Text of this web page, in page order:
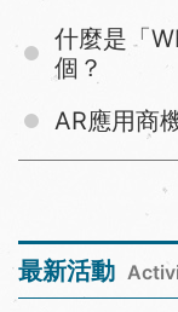
什麼是「
個？
AR應用商
最新活動